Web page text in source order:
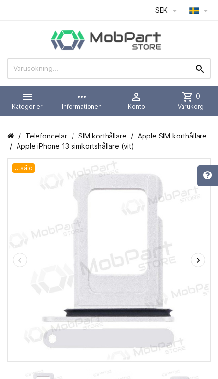
SEK  


Kategorier
more_horiz
Informationen

Konto
shopping_cart 0
Varukorg
Telefondelar SIM korthållare
Apple SIM korthållare
Apple iPhone 13 simkortshållare (vit)
Utsåld